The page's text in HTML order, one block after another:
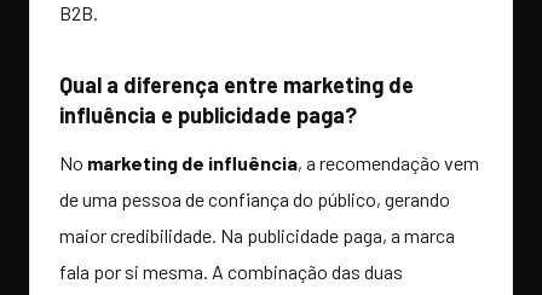
B2B.
Qual a diferença entre marketing de
influência e publicidade paga?
No marketing de influência, a recomendação vem
de uma pessoa de confiança do público, gerando
maior credibilidade. Na publicidade paga, a marca
fala por si mesma. A combinação das duas